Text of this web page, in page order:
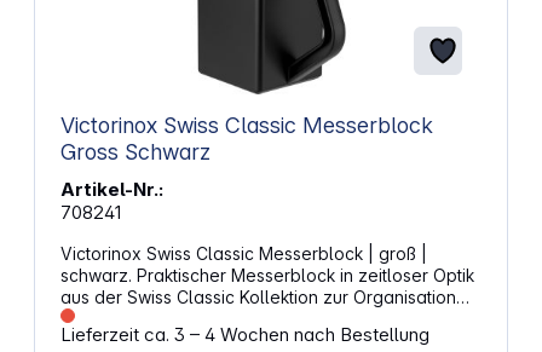
Victorinox Swiss Classic Messerblock
Gross Schwarz
Artikel-Nr.:
708241
Victorinox Swiss Classic Messerblock | groß |
schwarz. Praktischer Messerblock in zeitloser Optik
aus der Swiss Classic Kollektion zur Organisation
Ihrer Küchenmesser. Durch die Form des Griffes
kann der Messerblock stehend oder gekippt
Lieferzeit ca. 3 – 4 Wochen nach Bestellung